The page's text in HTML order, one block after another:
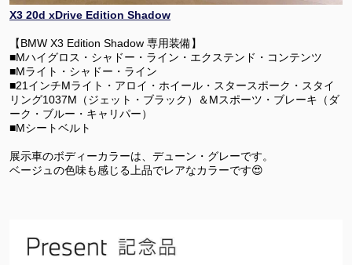
X3 20d xDrive Edition Shadow
【BMW X3 Edition Shadow 専用装備】
■Mハイグロス・シャドー・ライン・エクステンド・コンテンツ
■Mライト・シャドー・ライン
■21インチMライト・アロイ・ホイール・スタースポーク・スタイ
リング1037M（ジェット・ブラック）＆Mスポーツ・ブレーキ（ダ
ーク・ブルー・キャリパー）
■Mシートベルト
展示車のボディーカラーは、デューン・グレーです。
ベージュの色味も感じる上品でレアなカラーです😍